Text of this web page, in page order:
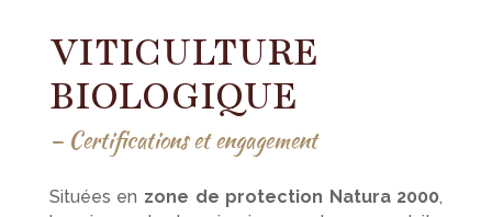
VITICULTURE
BIOLOGIQUE
— Certifications et engagement
Situées en zone de protection Natura 2000,